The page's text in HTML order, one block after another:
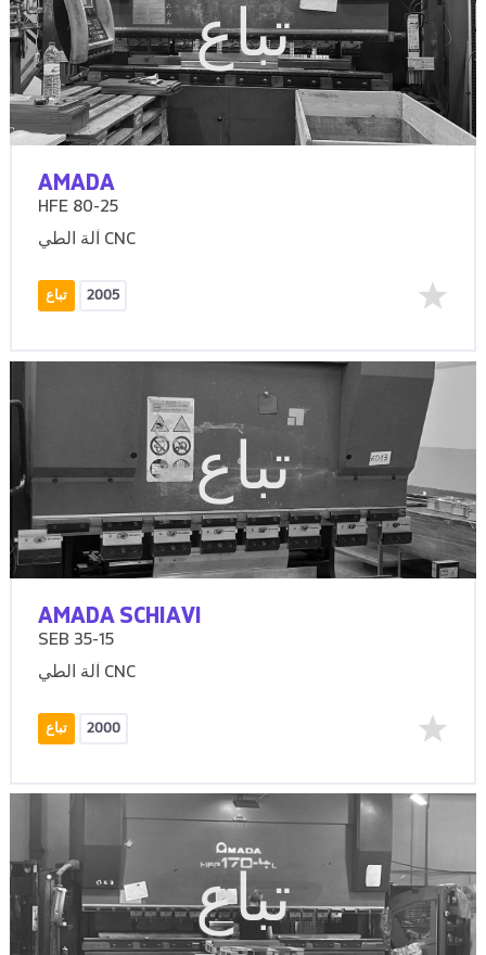
تباع
AMADA
HFE 80-25
آلة الطي CNC
تباع 2005
تباع
AMADA SCHIAVI
SEB 35-15
آلة الطي CNC
تباع 2000
تباع